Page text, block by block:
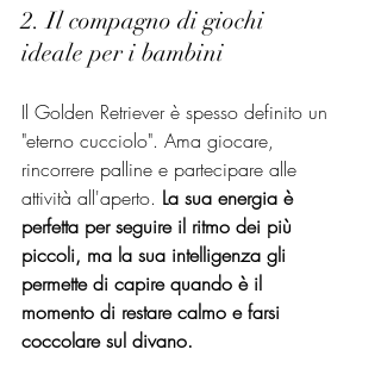
2. Il compagno di giochi
ideale per i bambini
Il Golden Retriever è spesso definito un
"eterno cucciolo". Ama giocare,
rincorrere palline e partecipare alle
attività all'aperto. La sua energia è
perfetta per seguire il ritmo dei più
piccoli, ma la sua intelligenza gli
permette di capire quando è il
momento di restare calmo e farsi
coccolare sul divano.